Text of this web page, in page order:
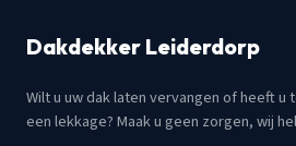
Dakdekker Leiderdorp
Wilt u uw dak laten vervangen of heeft u
een lekkage? Maak u geen zorgen, wij